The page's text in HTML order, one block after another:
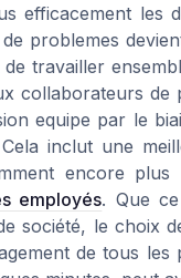
efficacement les
problemes
travailler
collaborateurs de
equipe par le
Cela inclut une
encore
employés. Que
société, le choix
de tous les